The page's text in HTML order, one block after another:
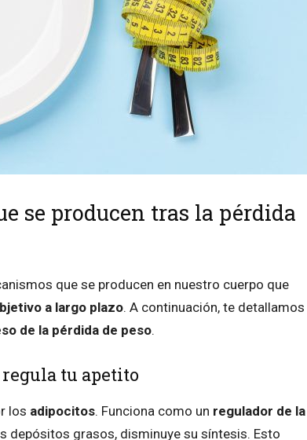
se producen tras la pérdida
que se producen en nuestro cuerpo que
a largo plazo. A continuación, te detallamos
de la pérdida de peso.
tu apetito
los adipocitos. Funciona como un regulador de la
depósitos grasos, disminuye su síntesis. Esto